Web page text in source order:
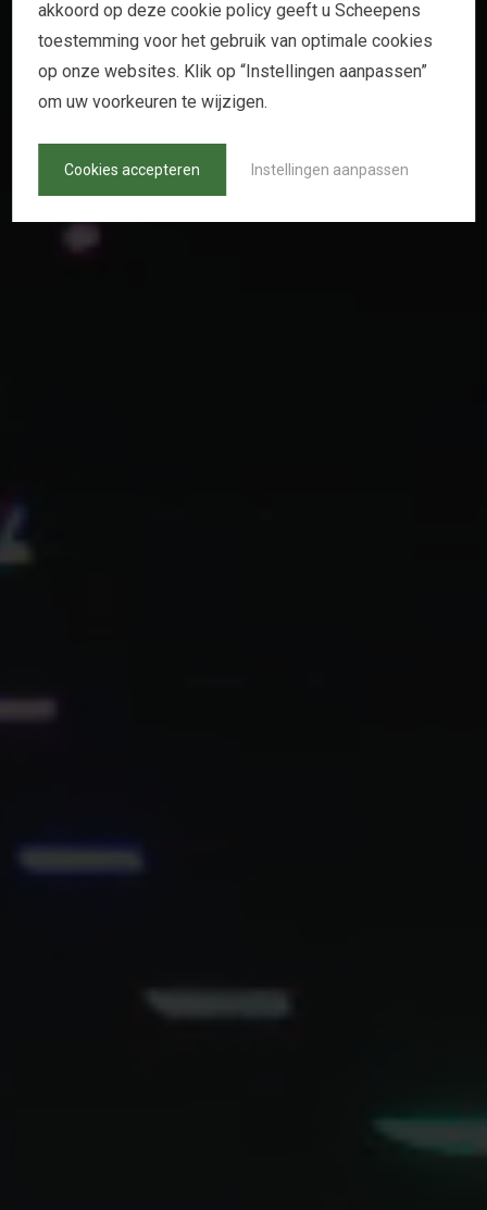
WITH13ANIMATORS
akkoord op deze cookie policy geeft u Scheepens
toestemming voor het gebruik van optimale cookies
op onze websites. Klik op “Instellingen aanpassen”
om uw voorkeuren te wijzigen.
Cookies accepteren Instellingen aanpassen